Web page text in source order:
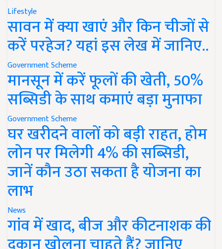
Lifestyle
सावन में क्या खाएं और किन चीजों से
करें परहेज? यहां इस लेख में जानिए..
Government Scheme
मानसून में करें फूलों की खेती, 50%
सब्सिडी के साथ कमाएं बड़ा मुनाफा
Government Scheme
घर खरीदने वालों को बड़ी राहत, होम
लोन पर मिलेगी 4% की सब्सिडी,
जानें कौन उठा सकता है योजना का
लाभ
News
गांव में खाद, बीज और कीटनाशक की